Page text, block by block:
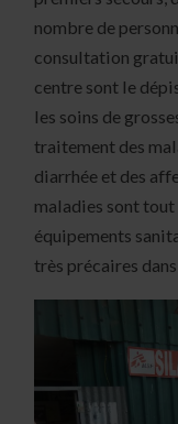
nombre de
consultation
centre sont le
les soins de
traitement des
diarrhée et des
maladies sont
équipements
très précaires